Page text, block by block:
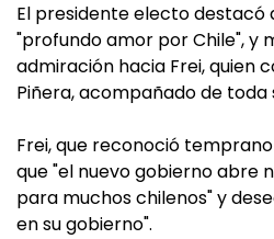
El presidente electo destacó
"profundo amor por Chile", y
admiración hacia Frei, quien
Piñera, acompañado de toda
Frei, que reconoció
que "el nuevo gobierno abre
para muchos chilenos" y
en su gobierno".